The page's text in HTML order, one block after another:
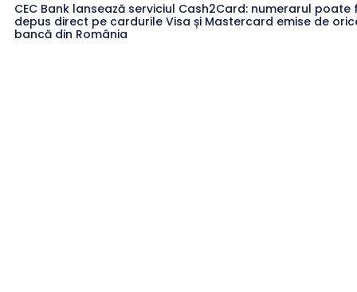
CEC Bank lansează serviciul Cash2Card: numerarul poate
depus direct pe cardurile Visa și Mastercard emise de
bancă din România